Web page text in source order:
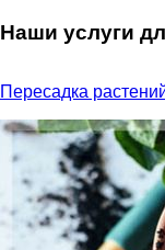
Наши услуги
Пересадка